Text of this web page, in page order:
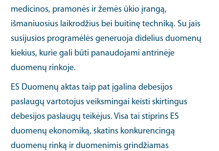
medicinos, pramonės ir žemės ūkio įrangą,
išmaniuosius laikrodžius bei buitinę techniką. Su jais
susijusios programėlės generuoja didelius duomenų
kiekius, kurie gali būti panaudojami antrinėje
duomenų rinkoje.
ES Duomenų aktas taip pat įgalina debesijos
paslaugų vartotojus veiksmingai keisti skirtingus
debesijos paslaugų teikėjus. Visa tai stiprins ES
duomenų ekonomiką, skatins konkurencingą
duomenų rinką ir duomenimis grindžiamas